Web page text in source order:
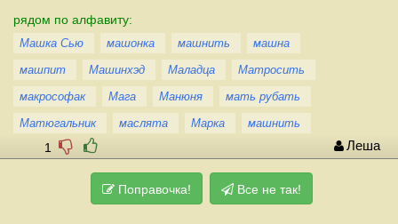
рядом по алфавиту:
Машка Сью машонка машнить
машна
машпит
Машинхэд Маладца
Матросить
макрософак
Мага Манюня
мать рубать
Матюгальник
маслята Марка машнить
1 Леша
Поправочка! Все не так!